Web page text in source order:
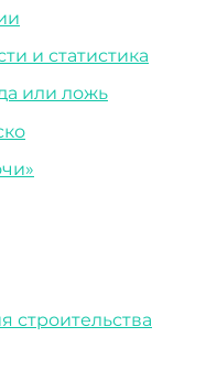
и статистика
или ложь
строительства